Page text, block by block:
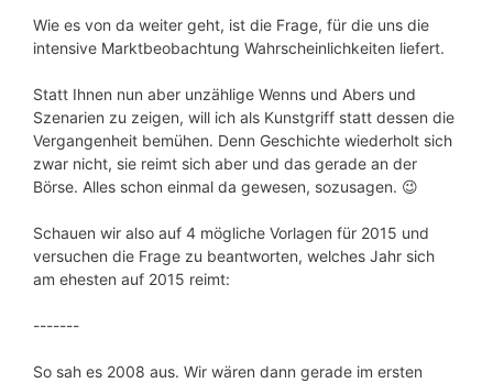
Wie es von da weiter geht, ist die Frage, für die uns die
intensive Marktbeobachtung Wahrscheinlichkeiten liefert.
Statt Ihnen nun aber unzählige Wenns und Abers und
Szenarien zu zeigen, will ich als Kunstgriff statt dessen die
Vergangenheit bemühen. Denn Geschichte wiederholt sich
zwar nicht, sie reimt sich aber und das gerade an der
Börse. Alles schon einmal da gewesen, sozusagen. 😉
Schauen wir also auf 4 mögliche Vorlagen für 2015 und
versuchen die Frage zu beantworten, welches Jahr sich
am ehesten auf 2015 reimt:
-------
So sah es 2008 aus. Wir wären dann gerade im ersten